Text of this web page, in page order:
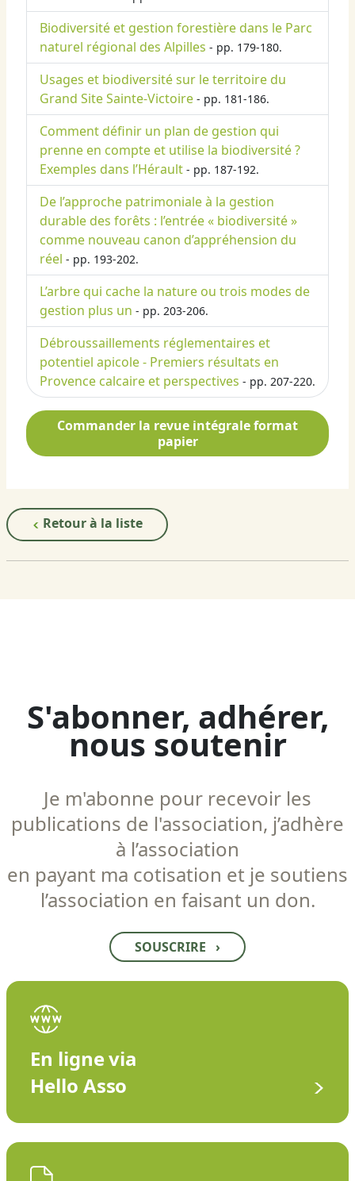
Biodiversité et gestion forestière dans le Parc
naturel régional des Alpilles - pp. 179-180.
Usages et biodiversité sur le territoire du
Grand Site Sainte-Victoire - pp. 181-186.
Comment définir un plan de gestion qui
prenne en compte et utilise la biodiversité ?
Exemples dans l’Hérault - pp. 187-192.
De l’approche patrimoniale à la gestion
durable des forêts : l’entrée « biodiversité »
comme nouveau canon d’appréhension du
réel - pp. 193-202.
L’arbre qui cache la nature ou trois modes de
gestion plus un - pp. 203-206.
Débroussaillements réglementaires et
potentiel apicole - Premiers résultats en
Provence calcaire et perspectives - pp. 207-220.
Commander la revue intégrale format
papier
Retour à la liste
S'abonner, adhérer,
nous soutenir
Je m'abonne pour recevoir les
publications de l'association, j’adhère
à l’association
en payant ma cotisation et je soutiens
l’association en faisant un don.
SOUSCRIRE ›
En ligne via
Hello Asso